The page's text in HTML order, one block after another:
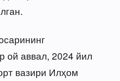
ой аввал, 2024 йил
вазири Илҳом